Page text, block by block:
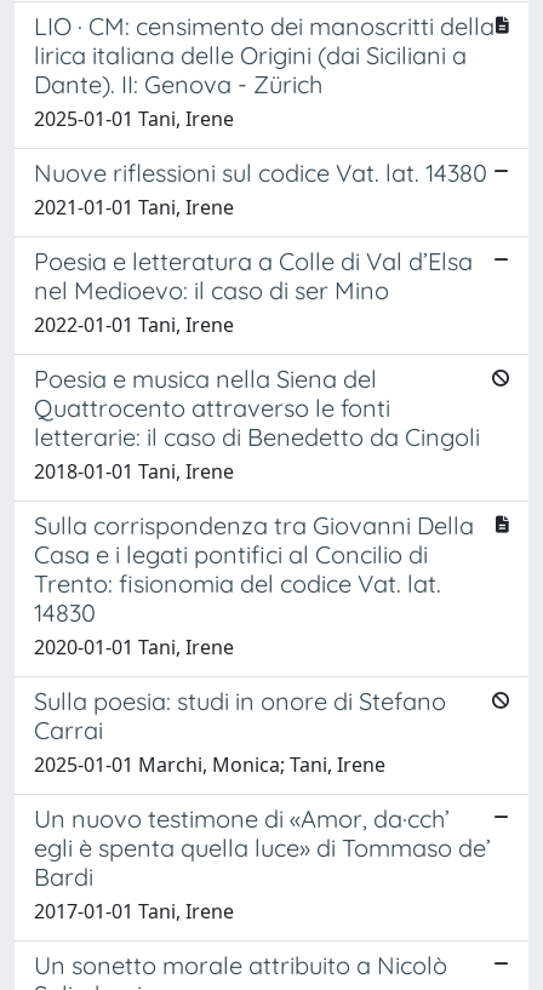
LIO · CM: censimento dei manoscritti della
lirica italiana delle Origini (dai Siciliani a
Dante). II: Genova - Zürich
2025-01-01 Tani, Irene
Nuove riflessioni sul codice Vat. lat. 14380
2021-01-01 Tani, Irene
Poesia e letteratura a Colle di Val d’Elsa
nel Medioevo: il caso di ser Mino
2022-01-01 Tani, Irene
Poesia e musica nella Siena del
Quattrocento attraverso le fonti
letterarie: il caso di Benedetto da Cingoli
2018-01-01 Tani, Irene
Sulla corrispondenza tra Giovanni Della
Casa e i legati pontifici al Concilio di
Trento: fisionomia del codice Vat. lat.
14830
2020-01-01 Tani, Irene
Sulla poesia: studi in onore di Stefano
Carrai
2025-01-01 Marchi, Monica; Tani, Irene
Un nuovo testimone di «Amor, da·cch’
egli è spenta quella luce» di Tommaso de’
Bardi
2017-01-01 Tani, Irene
Un sonetto morale attribuito a Nicolò